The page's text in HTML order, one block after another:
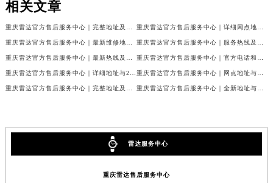
相关文章
雷达服务中心
重庆雷达售后服务中心